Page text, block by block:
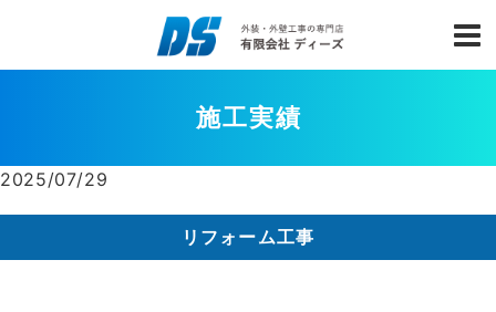
施工実績
2025/07/29
リフォーム工事